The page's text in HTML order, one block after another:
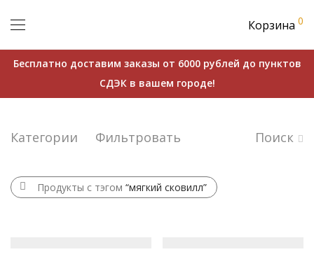
Корзина 0
Бесплатно доставим заказы от 6000 рублей до пунктов
СДЭК в вашем городе!
Категории Фильтровать Поиск
Продукты с тэгом “мягкий сковилл”